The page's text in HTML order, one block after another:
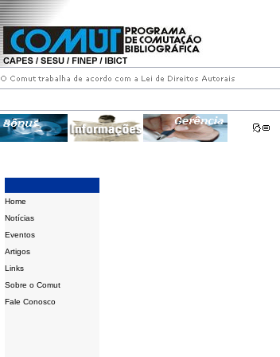
Home
Notícias
Eventos
Artigos
Links
Sobre o Comut
Fale Conosco